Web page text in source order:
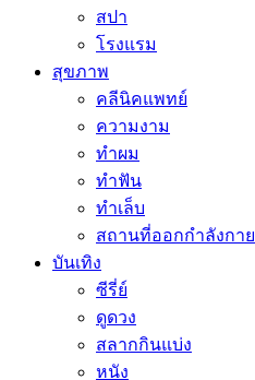
สปา
โรงแรม
สุขภาพ
คลีนิคแพทย์
ความงาม
ทำผม
ทำฟัน
ทำเล็บ
สถานที่ออกกำลังกาย
บันเทิง
ซีรี่ย์
ดูดวง
สลากกินแบ่ง
หนัง